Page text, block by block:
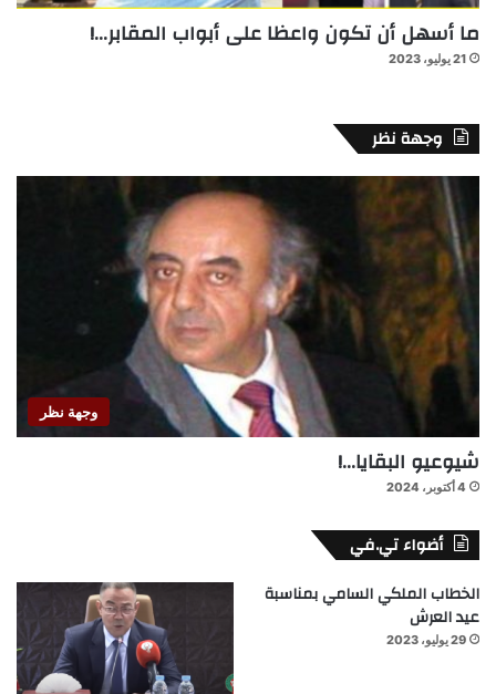
ما أسهل أن تكون واعظا على أبواب المقابر…!
21 يوليو، 2023
وجهة نظر
وجهة نظر
شيوعيو البقايا…!
4 أكتوبر، 2024
أضواء تي.في
الخطاب الملكي السامي بمناسبة
عيد العرش
29 يوليو، 2023